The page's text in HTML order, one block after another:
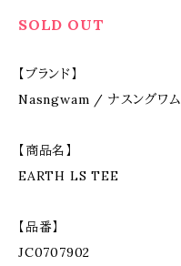
SOLD OUT
【ブランド】
Nasngwam / ナスングワム
【商品名】
EARTH LS TEE
【品番】
JC0707902